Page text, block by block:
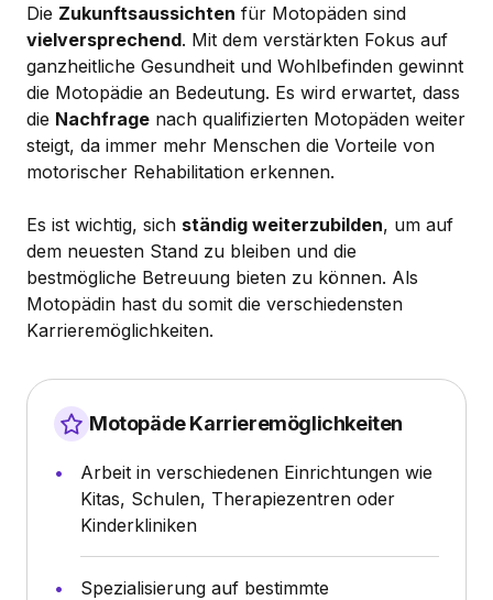
Die Zukunftsaussichten für Motopäden sind
vielversprechend. Mit dem verstärkten Fokus auf
ganzheitliche Gesundheit und Wohlbefinden gewinnt
die Motopädie an Bedeutung. Es wird erwartet, dass
die Nachfrage nach qualifizierten Motopäden weiter
steigt, da immer mehr Menschen die Vorteile von
motorischer Rehabilitation erkennen.
Es ist wichtig, sich ständig weiterzubilden, um auf
dem neuesten Stand zu bleiben und die
bestmögliche Betreuung bieten zu können. Als
Motopädin hast du somit die verschiedensten
Karrieremöglichkeiten.
Motopäde Karrieremöglichkeiten
Arbeit in verschiedenen Einrichtungen wie
Kitas, Schulen, Therapiezentren oder
Kinderkliniken
Spezialisierung auf bestimmte